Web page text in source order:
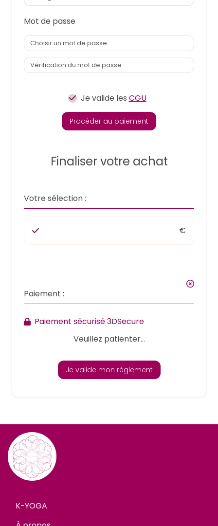
Mot de passe
Je valide les CGU
Procéder au paiement
Finaliser votre achat
Votre sélection :
€
Paiement :
Paiement sécurisé 3DSecure
Veuillez patienter...
Je valide mon règlement
K-YOGA